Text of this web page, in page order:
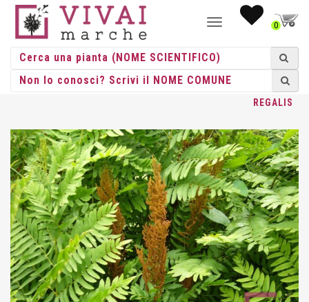
NAVIGAZIONE0
HOME/ERBACEE/FELCI RUSTICHE/OSMUNDA / OSMUNDA
REGALIS